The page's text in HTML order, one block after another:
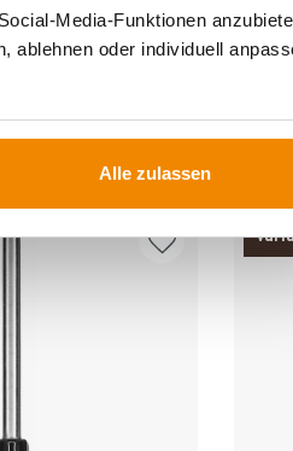
Media-Funktionen
ablehnen oder individuell
Alle zulassen
DAFÜR